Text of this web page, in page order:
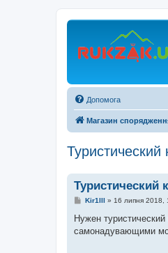
Допомога
Магазин
Туристический
Туристический
П
в
і
д
Kir1lll » 16 липня 2018,
Нужен
самонадувающими